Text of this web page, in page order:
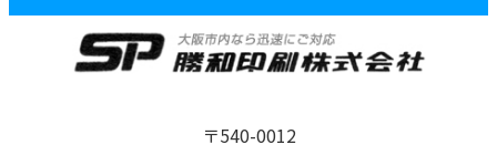
〒540-0012